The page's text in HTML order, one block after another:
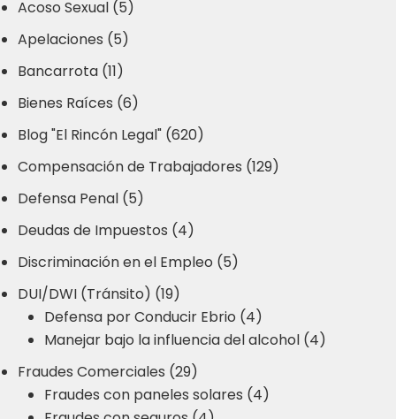
Acoso Sexual (5)
Apelaciones (5)
Bancarrota (11)
Bienes Raíces (6)
Blog "El Rincón Legal" (620)
Compensación de Trabajadores (129)
Defensa Penal (5)
Deudas de Impuestos (4)
Discriminación en el Empleo (5)
DUI/DWI (Tránsito) (19)
Defensa por Conducir Ebrio (4)
Manejar bajo la influencia del alcohol (4)
Fraudes Comerciales (29)
Fraudes con paneles solares (4)